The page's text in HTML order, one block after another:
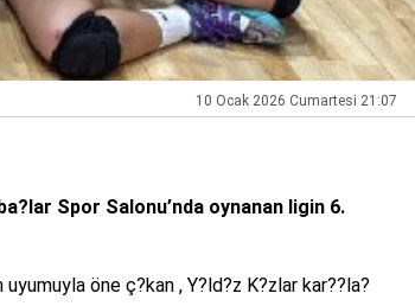
10 Ocak 2026 Cumartesi 21:07
Spor Salonu’nda oynanan ligin 6.
öne ç?kan , Y?ld?z K?zlar kar??la?